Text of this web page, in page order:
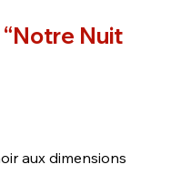
Nuit
aux dimensions